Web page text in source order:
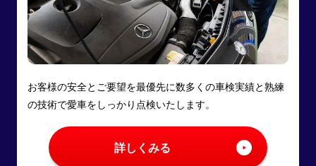
お客様の安全とご要望を最優先に数多くの車検実績と熟練
の技術で愛車をしっかり点検いたします。
詳しくみる